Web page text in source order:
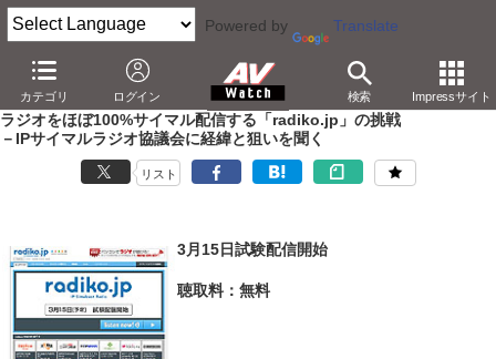
Powered by Translate
カテゴリ ログイン 検索 Impressサイト
AV Watch コンテンツ・サービス 放送
ラジオ
ラジオをほぼ100%サイマル配信する「radiko.jp」の挑戦
－IPサイマルラジオ協議会に経緯と狙いを聞く
リスト
3月15日試験配信開始
聴取料：無料